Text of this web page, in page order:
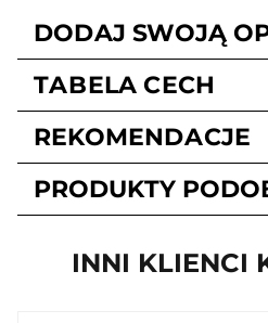
DODAJ SWOJĄ
TABELA CECH
REKOMENDACJE
PRODUKTY
INNI KLIENCI